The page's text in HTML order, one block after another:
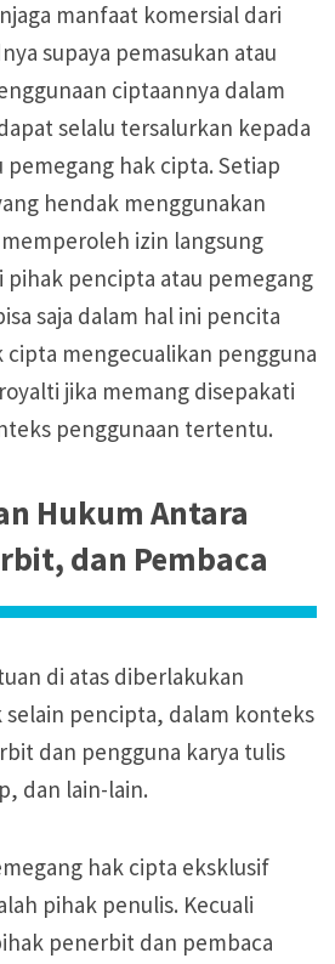
manfaat komersial dari
supaya pemasukan atau
ciptaannya dalam
selalu tersalurkan kepada
hak cipta. Setiap
hendak menggunakan
izin langsung
pencipta atau pemegang
saja dalam hal ini pencita
cipta mengecualikan pengguna
jika memang disepakati
penggunaan tertentu.
Hukum Antara
dan Pembaca
di atas diberlakukan
selain pencipta, dalam konteks
dan pengguna karya tulis
dan lain-lain.
hak cipta eksklusif
pihak penulis. Kecuali
penerbit dan pembaca